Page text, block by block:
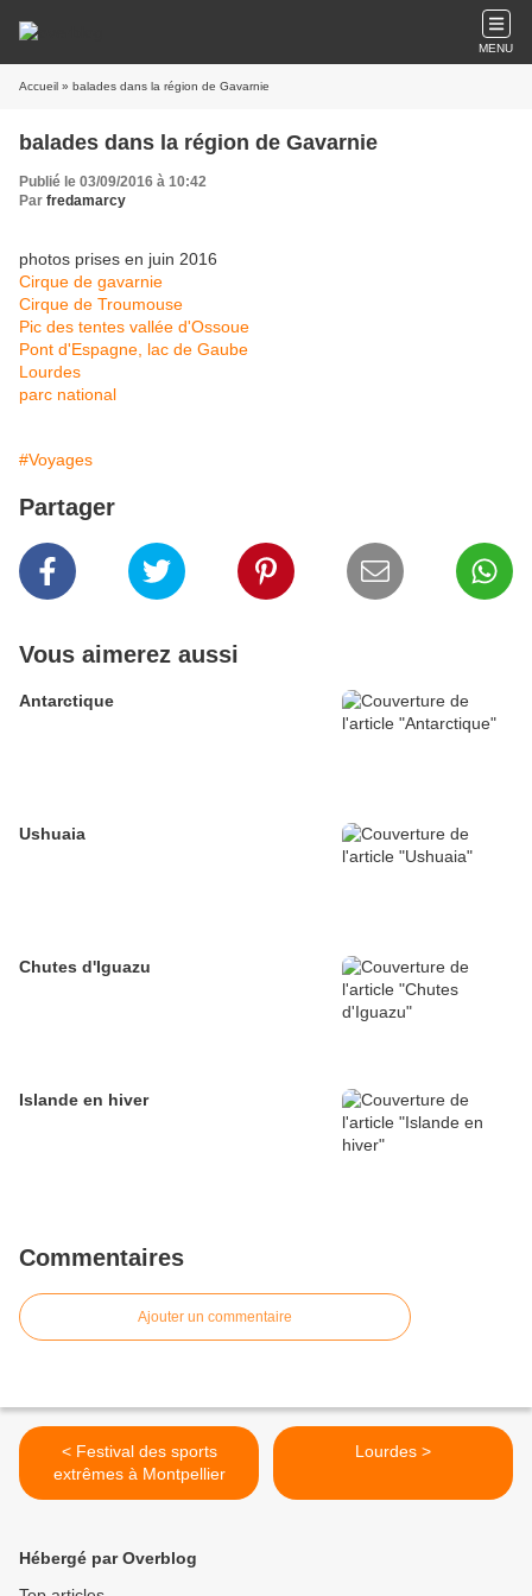
MENU
Accueil » balades dans la région de Gavarnie
balades dans la région de Gavarnie
Publié le 03/09/2016 à 10:42
Par fredamarcy
photos prises en juin 2016
Cirque de gavarnie
Cirque de Troumouse
Pic des tentes vallée d'Ossoue
Pont d'Espagne, lac de Gaube
Lourdes
parc national
#Voyages
Partager
Vous aimerez aussi
Antarctique
Ushuaia
Chutes d'Iguazu
Islande en hiver
Commentaires
Ajouter un commentaire
< Festival des sports
extrêmes à Montpellier
Lourdes >
Hébergé par Overblog